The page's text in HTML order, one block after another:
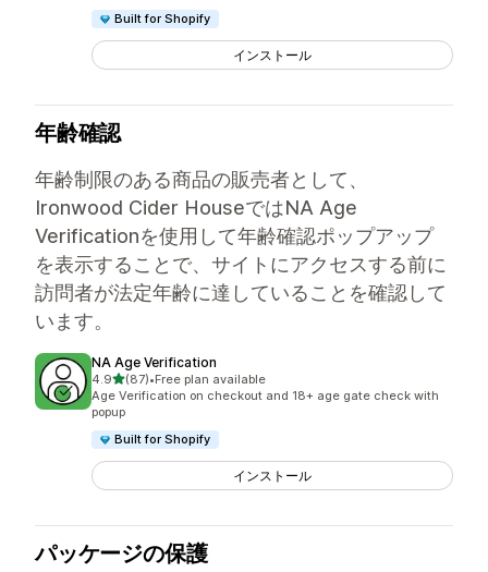
Built for Shopify
インストール
年齢確認
年齢制限のある商品の販売者として、
Ironwood Cider HouseではNA Age
Verificationを使用して年齢確認ポップアップ
を表示することで、サイトにアクセスする前に
訪問者が法定年齢に達していることを確認して
います。
NA Age Verification
4.95つ星中
(87)
合計レビュー数：87件
•Free plan available
Age Verification on checkout and 18+ age gate check with
popup
Built for Shopify
インストール
パッケージの保護